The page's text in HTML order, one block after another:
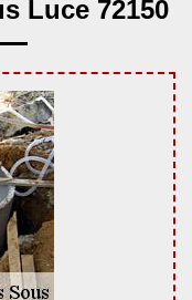
Luce 72150